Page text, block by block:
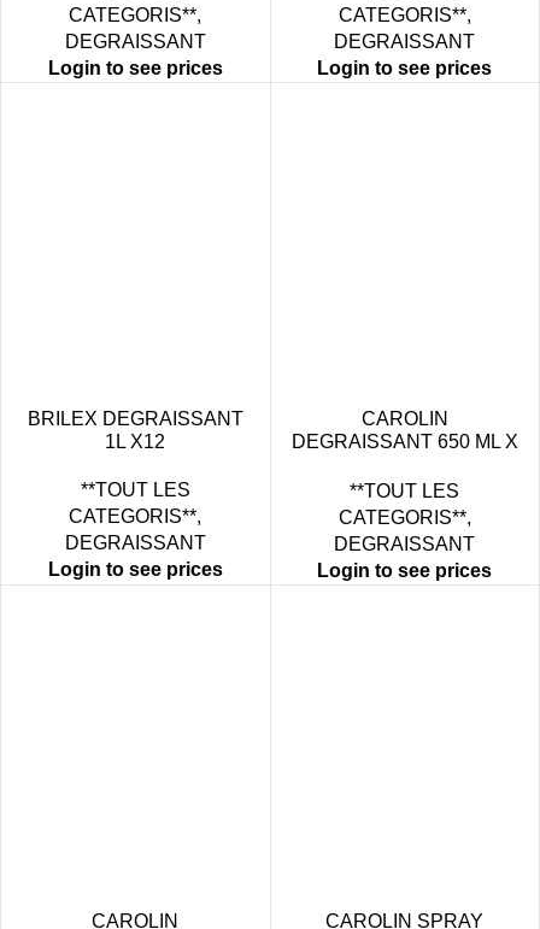
CATEGORIS**,
DEGRAISSANT
Login to see prices
CATEGORIS**,
DEGRAISSANT
Login to see prices
BRILEX DEGRAISSANT
1L X12
**TOUT LES
CATEGORIS**,
DEGRAISSANT
Login to see prices
CAROLIN
DEGRAISSANT 650 ML X
**TOUT LES
CATEGORIS**,
DEGRAISSANT
Login to see prices
CAROLIN CAROLIN SPRAY